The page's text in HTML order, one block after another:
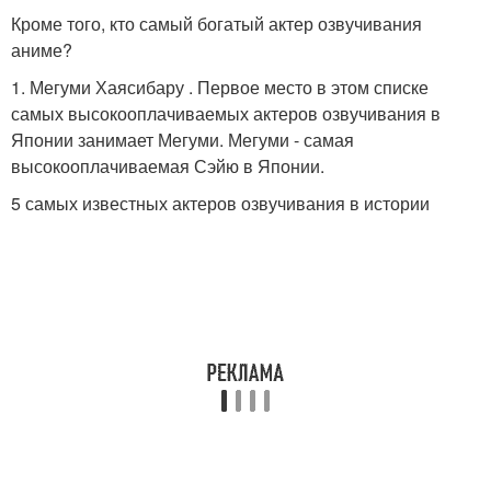
Кроме того, кто самый богатый актер озвучивания
аниме?
1. Мегуми Хаясибару . Первое место в этом списке
самых высокооплачиваемых актеров озвучивания в
Японии занимает Мегуми. Мегуми - самая
высокооплачиваемая Сэйю в Японии.
5 самых известных актеров озвучивания в истории